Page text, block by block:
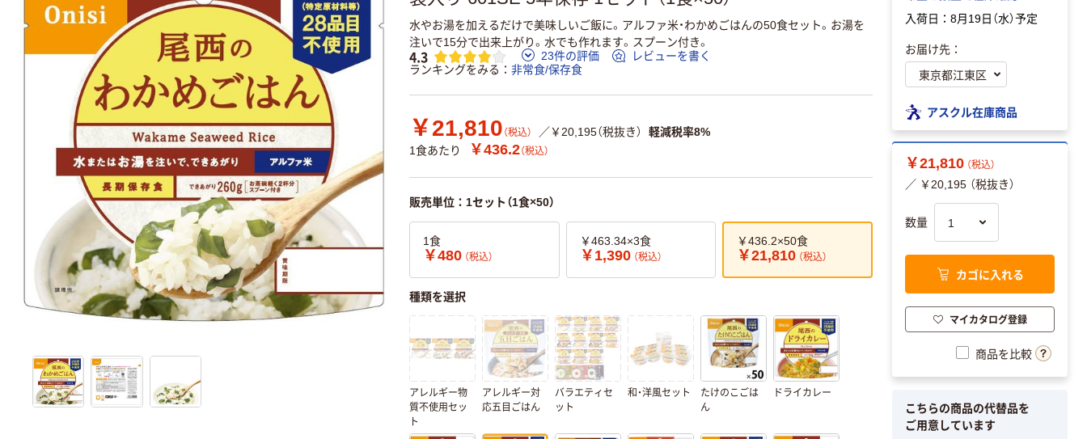
水やお湯を加えるだけで美味しいご飯に。アルファ米・わかめごはんの50食セット。お湯を
注いで15分で出来上がり。水でも作れます。スプーン付き。
4.3 23件の評価
レビューを書く
ランキングをみる
非常食/保存食
￥21,810 （税込） ／￥20,195（税抜き）
軽減税率8%
1食あたり
￥436.2（税込）
販売単位：1セット（1食×50）
1食
￥480 （税込）
￥463.34×3食
￥1,390 （税込）
￥436.2×50食
￥21,810 （税込）
種類を選択
アレルギー物
質不使用セッ
ト
アレルギー対
応五目ごはん
バラエティセ
ット
和・洋風セット
たけのこごは
ん
ドライカレー
入荷日：8月19日（水）予定
お届け先：
アスクル在庫商品
￥21,810 （税込）
／ ￥20,195 （税抜き）
数量
カゴに入れる
マイカタログ登録
商品を比較
こちらの商品の代替品を
ご用意しています